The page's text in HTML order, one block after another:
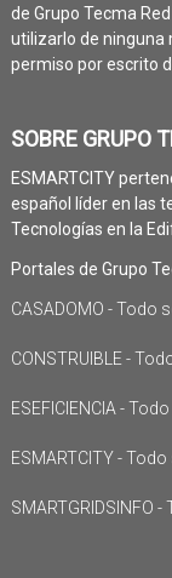
de Grupo Tecma
utilizarlo de ninguna
permiso por escrito
SOBRE GRUPO
ESMARTCITY
español líder en las
Tecnologías en la
Portales de Grupo
CASADOMO - Todo
CONSTRUIBLE -
ESEFICIENCIA -
ESMARTCITY -
SMARTGRIDSINFO